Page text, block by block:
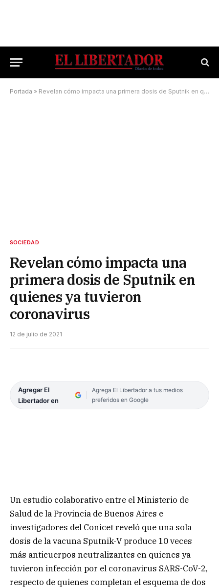
Portada » Revelan cómo impacta una primera dosis de Sputnik en quienes ya tuvieron coronavirus
SOCIEDAD
Revelan cómo impacta una
primera dosis de Sputnik en
quienes ya tuvieron
coronavirus
12 de julio de 2021
Agregar El
Libertador en
Agrega El Libertador a tus medios
preferidos en Google
Un estudio colaborativo entre el Ministerio de
Salud de la Provincia de Buenos Aires e
investigadores del Conicet reveló que una sola
dosis de la vacuna Sputnik-V produce 10 veces
más anticuerpos neutralizantes en quienes ya
tuvieron infección por el coronavirus SARS-CoV-2,
respecto de quienes completan el esquema de dos